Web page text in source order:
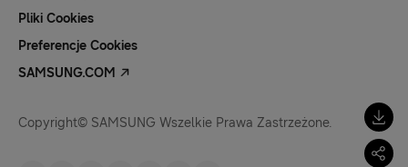
Pliki Cookies
Preferencje Cookies
SAMSUNG.COM
Copyright© SAMSUNG Wszelkie Prawa Zastrzeżone.